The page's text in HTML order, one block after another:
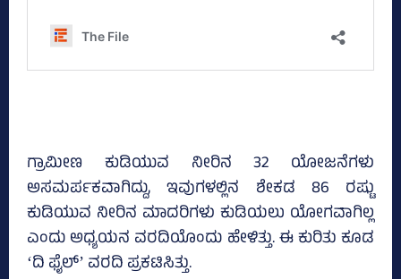
ಗ್ರಾಮೀಣ ಕುಡಿಯುವ ನೀರಿನ 32 ಯೋಜನೆಗಳು
ಅಸಮರ್ಪಕವಾಗಿದ್ದು, ಇವುಗಳಲ್ಲಿನ ಶೇಕಡ 86 ರಷ್ಟು
ಕುಡಿಯುವ ನೀರಿನ ಮಾದರಿಗಳು ಕುಡಿಯಲು ಯೋಗವಾಗಿಲ್ಲ
ಎಂದು ಅಧ್ಯಯನ ವರದಿಯೊಂದು ಹೇಳಿತ್ತು. ಈ ಕುರಿತು ಕೂಡ
ʻದಿ ಫೈಲ್‌ʼ ವರದಿ ಪ್ರಕಟಿಸಿತ್ತು.